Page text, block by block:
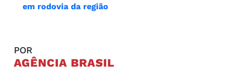
em rodovia da região
POR
AGÊNCIA BRASIL